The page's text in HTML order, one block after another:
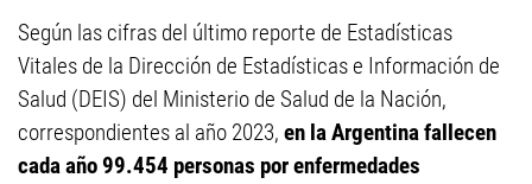
Según las cifras del último reporte de Estadísticas
Vitales de la Dirección de Estadísticas e Información de
Salud (DEIS) del Ministerio de Salud de la Nación,
correspondientes al año 2023, en la Argentina fallecen
cada año 99.454 personas por enfermedades